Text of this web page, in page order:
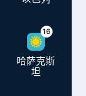
16
哈萨克斯
坦